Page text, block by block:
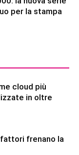
per la stampa
cloud più
in oltre
fattori frenano la